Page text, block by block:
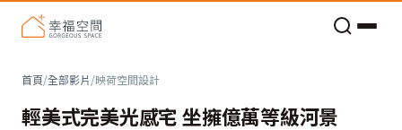
首頁/全部影片/映荷空間設計
輕美式完美光感宅 坐擁億萬等級河景